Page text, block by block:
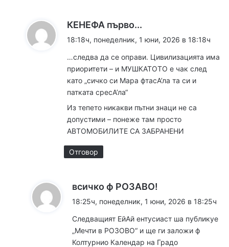
КЕНЕФА първо...
а
:
18:18ч, понеделник, 1 юни, 2026 в 18:18ч
…следва да се оправи. Цивилизацията има
приоритети – и МУШКАТОТО е чак след
като „сичко си Мара фтасА’ла та си и
патката сресА’ла“
Из тепето никакви пътни знаци не са
допустими – понеже там просто
АВТОМОБИЛИТЕ СА ЗАБРАНЕНИ
Отговор
всичко ф РОЗАВО!
а
:
18:25ч, понеделник, 1 юни, 2026 в 18:25ч
Следващият ЕйАй ентусиаст ша публикуе
„Мечти в РОЗОВО“ и ще ги заложи ф
Колтурнио Календар на Градо